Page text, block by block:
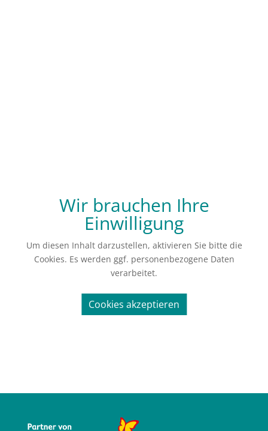
Wir brauchen Ihre
Einwilligung
Um diesen Inhalt darzustellen, aktivieren Sie bitte die
Cookies. Es werden ggf. personenbezogene Daten
verarbeitet.
Cookies akzeptieren